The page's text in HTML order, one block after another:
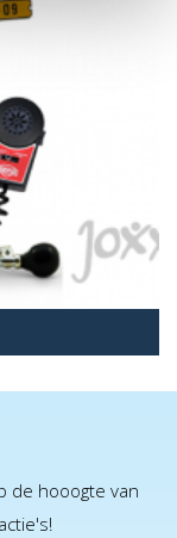
de hooogte van